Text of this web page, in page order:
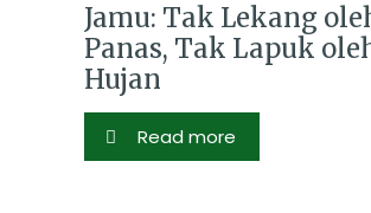
Jamu: Tak Lekang
Panas, Tak Lapuk
Hujan
Read more